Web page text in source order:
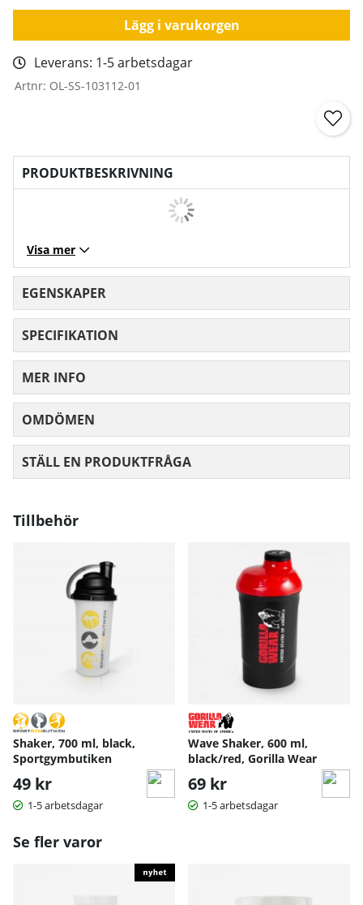
Lägg i varukorgen
Leverans: 1-5 arbetsdagar
Artnr: OL-SS-103112-01
PRODUKTBESKRIVNING
Visa mer
EGENSKAPER
SPECIFIKATION
MER INFO
OMDÖMEN
STÄLL EN PRODUKTFRÅGA
Tillbehör
Shaker, 700 ml, black,
Sportgymbutiken
49 kr
1-5 arbetsdagar
Wave Shaker, 600 ml,
black/red, Gorilla Wear
69 kr
1-5 arbetsdagar
Se fler varor